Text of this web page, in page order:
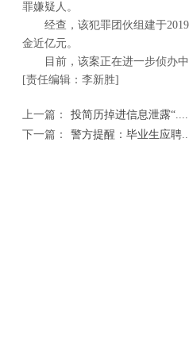
罪嫌疑人。
经查，该犯罪团伙组建于
金近亿元。
目前，该案正在进一步侦办中
[责任编辑：李新胜]
上一篇：
投简历掉进信息泄露
下一篇：
警方提醒：毕业生应聘